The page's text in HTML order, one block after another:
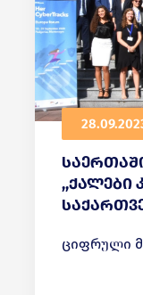
,,ქალები
ციფრული